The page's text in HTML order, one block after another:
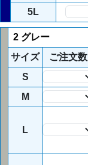
5L
2 グレー
サイズ
ご注文数
S
M
L